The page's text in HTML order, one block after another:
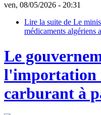
ven, 08/05/2026 - 20:31
Lire la suite de Le
médicaments algériens
Le
l'importation
carburant à